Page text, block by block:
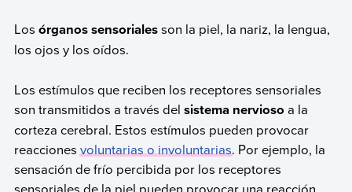
Los órganos sensorialesson la piel, la nariz, la lengua,
los ojos y los oídos.
Los estímulos que reciben los receptores sensoriales
son transmitidos a través del sistema nervioso a la
corteza cerebral. Estos estímulos pueden provocar
reaccionesvoluntarias o involuntarias. Por ejemplo, la
sensación de frío percibida por los receptores
sensoriales de la piel pueden provocar una reacción